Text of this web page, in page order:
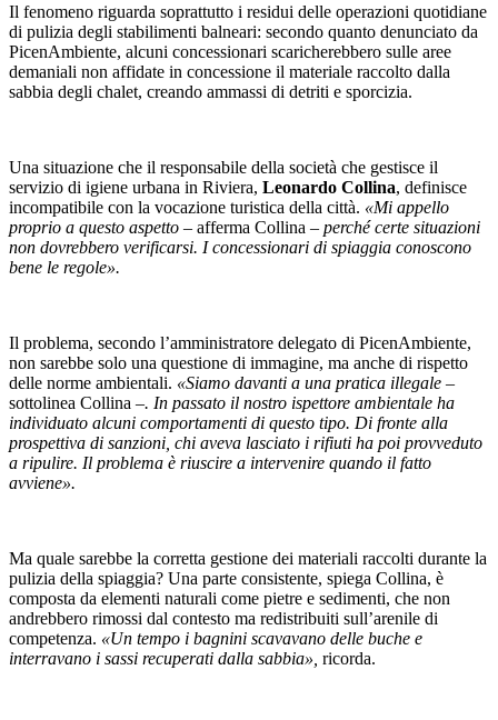
Il fenomeno riguarda soprattutto i residui delle operazioni quotidiane
di pulizia degli stabilimenti balneari: secondo quanto denunciato da
PicenAmbiente, alcuni concessionari scaricherebbero sulle aree
demaniali non affidate in concessione il materiale raccolto dalla
sabbia degli chalet, creando ammassi di detriti e sporcizia.
Una situazione che il responsabile della società che gestisce il
servizio di igiene urbana in Riviera, Leonardo Collina, definisce
incompatibile con la vocazione turistica della città. «Mi appello
proprio a questo aspetto – afferma Collina – perché certe situazioni
non dovrebbero verificarsi. I concessionari di spiaggia conoscono
bene le regole».
Il problema, secondo l’amministratore delegato di PicenAmbiente,
non sarebbe solo una questione di immagine, ma anche di rispetto
delle norme ambientali. «Siamo davanti a una pratica illegale –
sottolinea Collina –. In passato il nostro ispettore ambientale ha
individuato alcuni comportamenti di questo tipo. Di fronte alla
prospettiva di sanzioni, chi aveva lasciato i rifiuti ha poi provveduto
a ripulire. Il problema è riuscire a intervenire quando il fatto
avviene».
Ma quale sarebbe la corretta gestione dei materiali raccolti durante la
pulizia della spiaggia? Una parte consistente, spiega Collina, è
composta da elementi naturali come pietre e sedimenti, che non
andrebbero rimossi dal contesto ma redistribuiti sull’arenile di
competenza. «Un tempo i bagnini scavavano delle buche e
interravano i sassi recuperati dalla sabbia», ricorda.